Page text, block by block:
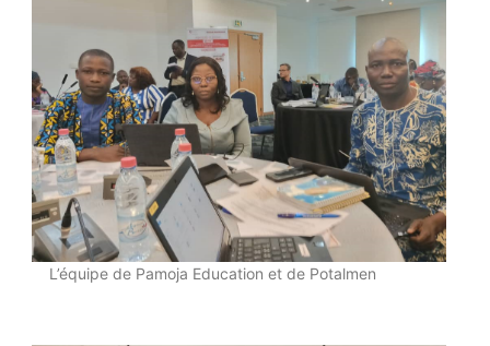
L’équipe de Pamoja Education et de Potalmen